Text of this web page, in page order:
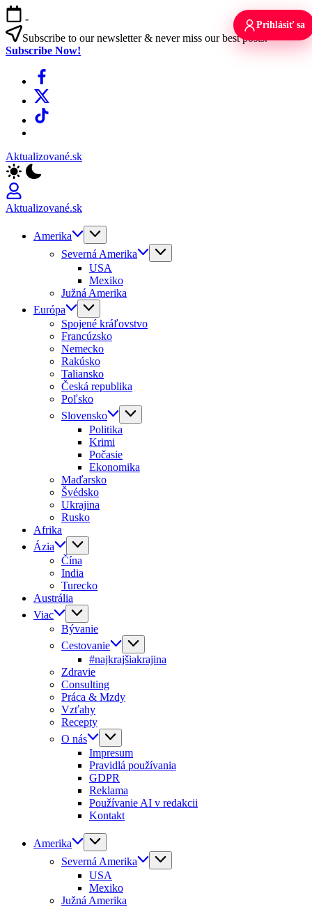
Skip
to
content
-
Subscribe to our newsletter & never miss our best posts.
Subscribe Now!
Facebook
X
TikTok
Aktualizované.sk
Aktualizované.sk
Amerika
Severná Amerika
USA
Mexiko
Južná Amerika
Európa
Spojené kráľovstvo
Francúzsko
Nemecko
Rakúsko
Taliansko
Česká republika
Poľsko
Slovensko
Politika
Krimi
Počasie
Ekonomika
Maďarsko
Švédsko
Ukrajina
Rusko
Afrika
Ázia
Čína
India
Turecko
Austrália
Viac
Bývanie
Cestovanie
#najkrajšiakrajina
Zdravie
Consulting
Práca & Mzdy
Vzťahy
Recepty
O nás
Impresum
Pravidlá používania
GDPR
Reklama
Používanie AI v redakcii
Kontakt
Amerika
Severná Amerika
USA
Mexiko
Južná Amerika
Prihlásiť sa